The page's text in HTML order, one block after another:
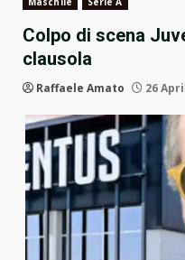
Colpo di scena
clausola
Raffaele Amato 26